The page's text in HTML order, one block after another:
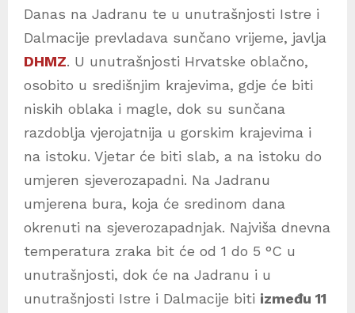
Danas na Jadranu te u unutrašnjosti Istre i
Dalmacije prevladava sunčano vrijeme, javlja
DHMZ. U unutrašnjosti Hrvatske oblačno,
osobito u središnjim krajevima, gdje će biti
niskih oblaka i magle, dok su sunčana
razdoblja vjerojatnija u gorskim krajevima i
na istoku. Vjetar će biti slab, a na istoku do
umjeren sjeverozapadni. Na Jadranu
umjerena bura, koja će sredinom dana
okrenuti na sjeverozapadnjak. Najviša dnevna
temperatura zraka bit će od 1 do 5 °C u
unutrašnjosti, dok će na Jadranu i u
unutrašnjosti Istre i Dalmacije biti između 11